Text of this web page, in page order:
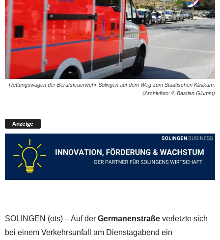
Rettungswagen der Berufsfeuerwehr Solingen auf dem Weg zum Städtischen Klinikum.
(Archivfoto: © Bastian Glumm)
Anzeige
SOLINGEN (ots) – Auf der Germanenstraße verletzte sich
bei einem Verkehrsunfall am Dienstagabend ein